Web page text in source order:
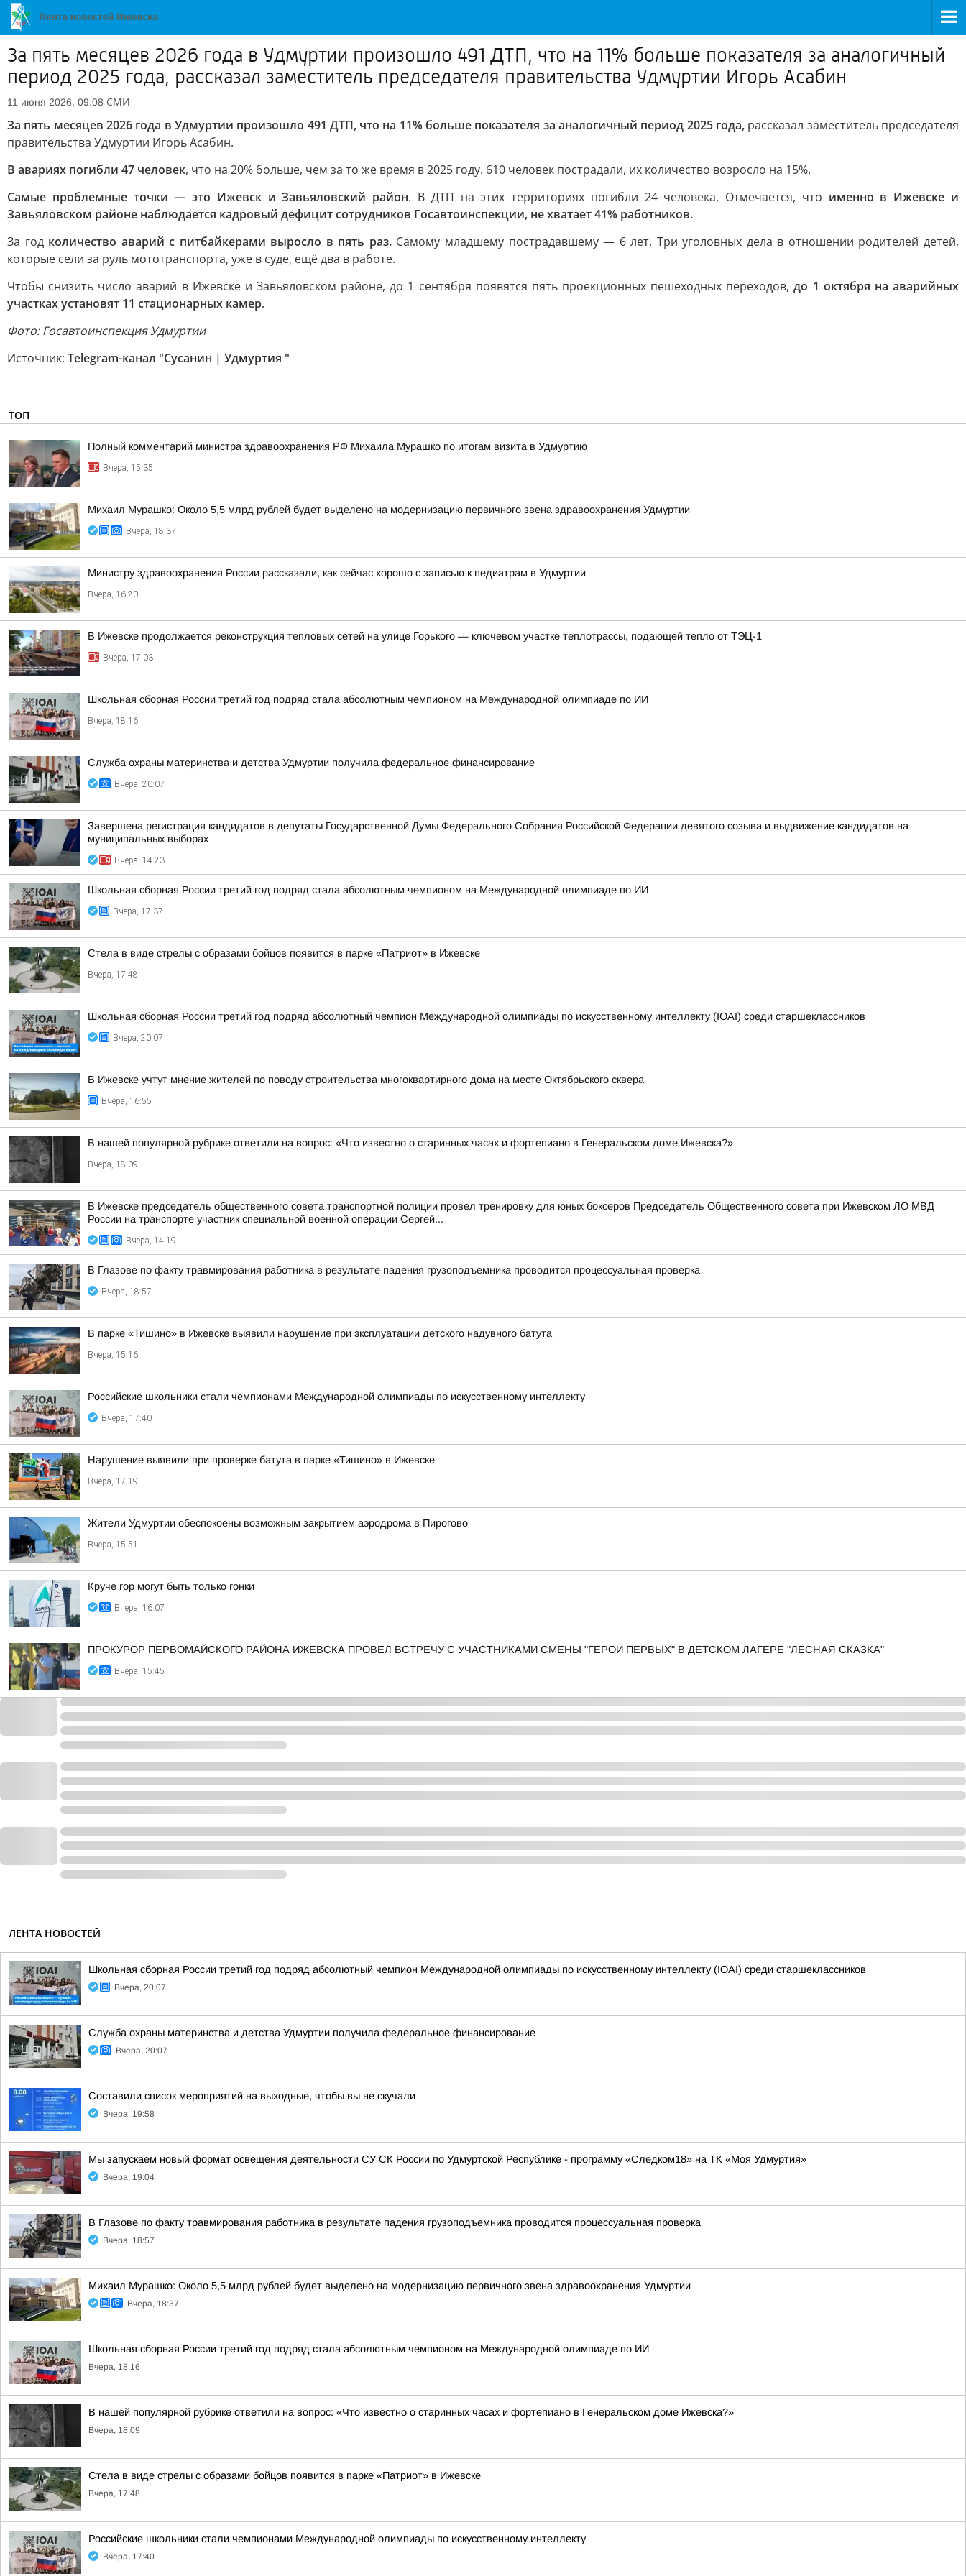
За пять месяцев 2026 года в Удмуртии произошло 491 ДТП, что на 11% больше показателя за аналогичный
период 2025 года, рассказал заместитель председателя правительства Удмуртии Игорь Асабин
11 июня 2026, 09:08 СМИ
За пять месяцев 2026 года в Удмуртии произошло 491 ДТП, что на 11% больше показателя за аналогичный период 2025 года, рассказал заместитель председателя
правительства Удмуртии Игорь Асабин.
В авариях погибли 47 человек, что на 20% больше, чем за то же время в 2025 году. 610 человек пострадали, их количество возросло на 15%.
Самые проблемные точки — это Ижевск и Завьяловский район. В ДТП на этих территориях погибли 24 человека. Отмечается, что именно в Ижевске и
Завьяловском районе наблюдается кадровый дефицит сотрудников Госавтоинспекции, не хватает 41% работников.
За год количество аварий с питбайкерами выросло в пять раз.Самому младшему пострадавшему — 6 лет. Три уголовных дела в отношении родителей детей,
которые сели за руль мототранспорта, уже в суде, ещё два в работе.
Чтобы снизить число аварий в Ижевске и Завьяловском районе, до 1 сентября появятся пять проекционных пешеходных переходов, до 1 октября на аварийных
участках установят 11 стационарных камер.
Фото: Госавтоинспекция Удмуртии
Источник: Telegram-канал "Сусанин | Удмуртия "
ТОП
Полный комментарий министра здравоохранения РФ Михаила Мурашко по итогам визита в Удмуртию
Вчера, 15:35
Михаил Мурашко: Около 5,5 млрд рублей будет выделено на модернизацию первичного звена здравоохранения Удмуртии
Вчера, 18:37
Министру здравоохранения России рассказали, как сейчас хорошо с записью к педиатрам в Удмуртии
Вчера, 16:20
В Ижевске продолжается реконструкция тепловых сетей на улице Горького — ключевом участке теплотрассы, подающей тепло от ТЭЦ-1
Вчера, 17:03
Школьная сборная России третий год подряд стала абсолютным чемпионом на Международной олимпиаде по ИИ
Вчера, 18:16
Служба охраны материнства и детства Удмуртии получила федеральное финансирование
Вчера, 20:07
Завершена регистрация кандидатов в депутаты Государственной Думы Федерального Собрания Российской Федерации девятого созыва и выдвижение кандидатов на
муниципальных выборах
Вчера, 14:23
Школьная сборная России третий год подряд стала абсолютным чемпионом на Международной олимпиаде по ИИ
Вчера, 17:37
Стела в виде стрелы с образами бойцов появится в парке «Патриот» в Ижевске
Вчера, 17:48
Школьная сборная России третий год подряд абсолютный чемпион Международной олимпиады по искусственному интеллекту (IOAI) среди старшеклассников
Вчера, 20:07
В Ижевске учтут мнение жителей по поводу строительства многоквартирного дома на месте Октябрьского сквера
Вчера, 16:55
В нашей популярной рубрике ответили на вопрос: «Что известно о старинных часах и фортепиано в Генеральском доме Ижевска?»
Вчера, 18:09
В Ижевске председатель общественного совета транспортной полиции провел тренировку для юных боксеров Председатель Общественного совета при Ижевском ЛО МВД
России на транспорте участник специальной военной операции Сергей...
Вчера, 14:19
В Глазове по факту травмирования работника в результате падения грузоподъемника проводится процессуальная проверка
Вчера, 18:57
В парке «Тишино» в Ижевске выявили нарушение при эксплуатации детского надувного батута
Вчера, 15:16
Российские школьники стали чемпионами Международной олимпиады по искусственному интеллекту
Вчера, 17:40
Нарушение выявили при проверке батута в парке «Тишино» в Ижевске
Вчера, 17:19
Жители Удмуртии обеспокоены возможным закрытием аэродрома в Пирогово
Вчера, 15:51
Круче гор могут быть только гонки
Вчера, 16:07
ПРОКУРОР ПЕРВОМАЙСКОГО РАЙОНА ИЖЕВСКА ПРОВЕЛ ВСТРЕЧУ С УЧАСТНИКАМИ СМЕНЫ "ГЕРОИ ПЕРВЫХ" В ДЕТСКОМ ЛАГЕРЕ "ЛЕСНАЯ СКАЗКА"
Вчера, 15:45
ЛЕНТА НОВОСТЕЙ
Школьная сборная России третий год подряд абсолютный чемпион Международной олимпиады по искусственному интеллекту (IOAI) среди старшеклассников
Вчера, 20:07
Служба охраны материнства и детства Удмуртии получила федеральное финансирование
Вчера, 20:07
Составили список мероприятий на выходные, чтобы вы не скучали
Вчера, 19:58
Мы запускаем новый формат освещения деятельности СУ СК России по Удмуртской Республике - программу «Следком18» на ТК «Моя Удмуртия»
Вчера, 19:04
В Глазове по факту травмирования работника в результате падения грузоподъемника проводится процессуальная проверка
Вчера, 18:57
Михаил Мурашко: Около 5,5 млрд рублей будет выделено на модернизацию первичного звена здравоохранения Удмуртии
Вчера, 18:37
Школьная сборная России третий год подряд стала абсолютным чемпионом на Международной олимпиаде по ИИ
Вчера, 18:16
В нашей популярной рубрике ответили на вопрос: «Что известно о старинных часах и фортепиано в Генеральском доме Ижевска?»
Вчера, 18:09
Стела в виде стрелы с образами бойцов появится в парке «Патриот» в Ижевске
Вчера, 17:48
Российские школьники стали чемпионами Международной олимпиады по искусственному интеллекту
Вчера, 17:40